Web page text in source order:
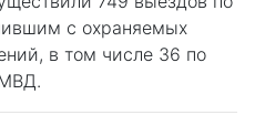
с охраняемых
в том числе 36 по